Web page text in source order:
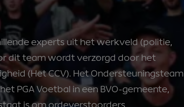
experts uit het werkveld (politie,
dit team wordt verzorgd door het
(Het CCV). Het Ondersteuningsteam
PGA Voetbal in een BVO-gemeente,